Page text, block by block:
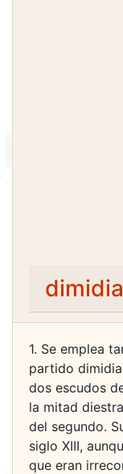
1. Se emplea
partido
dos escudos
la mitad
del segundo.
siglo XIII,
que eran